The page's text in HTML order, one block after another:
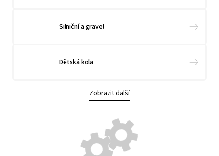
Silniční a gravel
Dětská kola
Zobrazit další